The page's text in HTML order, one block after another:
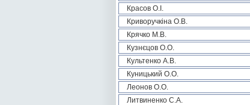
Красов О.І.
Криворучкіна О.В.
Крячко М.В.
Кузнєцов О.О.
Культенко А.В.
Куницький О.О.
Леонов О.О.
Литвиненко С.А.